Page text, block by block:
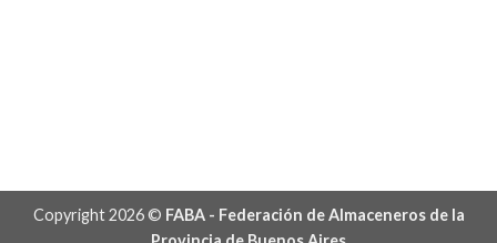
Copyright 2026 © FABA - Federación de Almaceneros de la